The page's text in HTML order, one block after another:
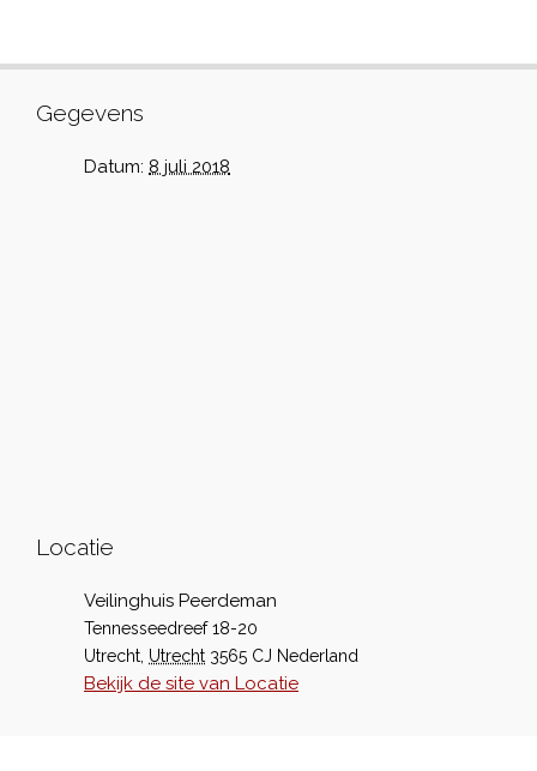
Gegevens
Datum: 8 juli 2018
Locatie
Veilinghuis Peerdeman
Tennesseedreef 18-20
Utrecht Utrecht 3565 CJ Nederland
Bekijk de site van Locatie